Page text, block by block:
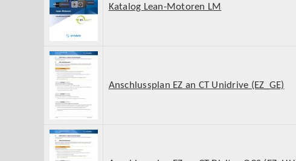
Katalog Lean-Motoren LM
Anschlussplan EZ an CT Unidrive (EZ_GE)